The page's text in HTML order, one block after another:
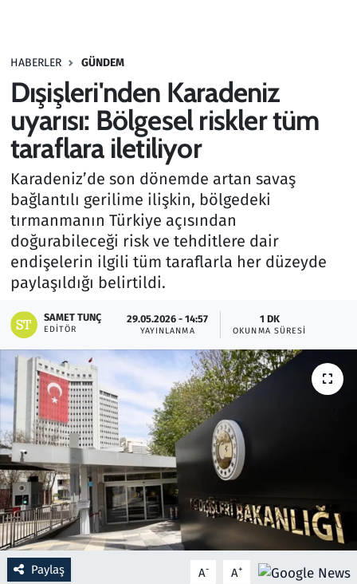
HABERLER GÜNDEM
Dışişleri'nden Karadeniz
uyarısı: Bölgesel riskler tüm
taraflara iletiliyor
Karadeniz’de son dönemde artan savaş
bağlantılı gerilime ilişkin, bölgedeki
tırmanmanın Türkiye açısından
doğurabileceği risk ve tehditlere dair
endişelerin ilgili tüm taraflarla her düzeyde
paylaşıldığı belirtildi.
SAMET TUNÇ
EDITÖR
29.05.2026 - 14:57
YAYINLANMA
1 DK
OKUNMA SÜRESI
Paylaş A- A+
Haber
Kültür Sanat
Kurumsal Haberler
Lezzet Durağı
Memur ve Kamu
Otomobil
Oyun
Ramazan
Resmi İlanlar
Rüya Tabirleri
Sağlık
Savunma Sanayi
Seçim 2023